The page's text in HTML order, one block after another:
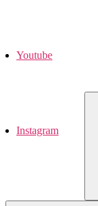
Youtube
Instagram